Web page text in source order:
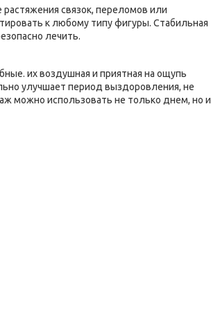
связок, переломов или
к любому типу фигуры. Стабильная
лечить.
их воздушная и приятная на ощупь
улучшает период выздоровления, не
можно использовать не только днем, но и